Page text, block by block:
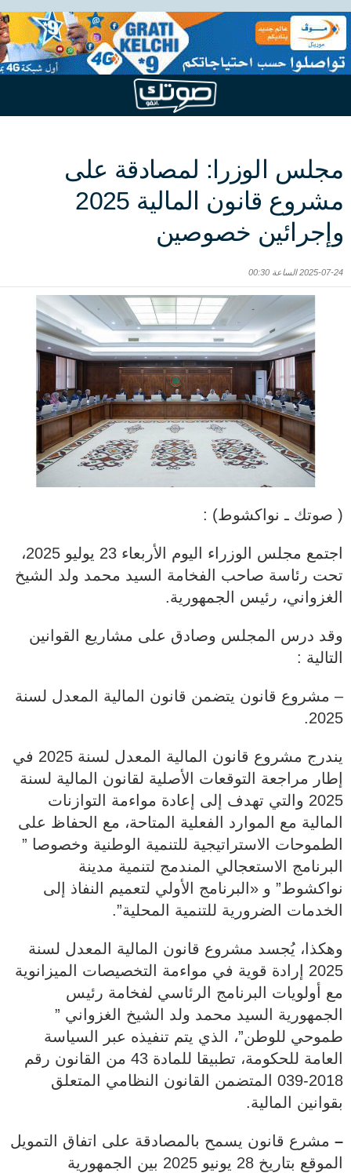
مجلس الوزرا: لمصادقة على
مشروع قانون المالية 2025
وإجرائين خصوصين
2025-07-24 الساعة 00:30
( صوتك ـ نواكشوط) :
اجتمع مجلس الوزراء اليوم الأربعاء 23 يوليو 2025،
تحت رئاسة صاحب الفخامة السيد محمد ولد الشيخ
الغزواني، رئيس الجمهورية.
وقد درس المجلس وصادق على مشاريع القوانين
التالية :
– مشروع قانون يتضمن قانون المالية المعدل لسنة
2025.
يندرج مشروع قانون المالية المعدل لسنة 2025 في
إطار مراجعة التوقعات الأصلية لقانون المالية لسنة
2025 والتي تهدف إلى إعادة مواءمة التوازنات
المالية مع الموارد الفعلية المتاحة، مع الحفاظ على
الطموحات الاستراتيجية للتنمية الوطنية وخصوصا ”
البرنامج الاستعجالي المندمج لتنمية مدينة
نواكشوط” و «البرنامج الأولي لتعميم النفاذ إلى
الخدمات الضرورية للتنمية المحلية”.
وهكذا، يُجسد مشروع قانون المالية المعدل لسنة
2025 إرادة قوية في مواءمة التخصيصات الميزانوية
مع أولويات البرنامج الرئاسي لفخامة رئيس
الجمهورية السيد محمد ولد الشيخ الغزواني ”
طموحي للوطن”، الذي يتم تنفيذه عبر السياسة
العامة للحكومة، تطبيقا للمادة 43 من القانون رقم
2018-039 المتضمن القانون النظامي المتعلق
بقوانين المالية.
– مشرع قانون يسمح بالمصادقة على اتفاق التمويل
الموقع بتاريخ 28 يونيو 2025 بين الجمهورية